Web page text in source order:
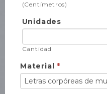
(Centímetros)
Unidades
Cantidad
Material *